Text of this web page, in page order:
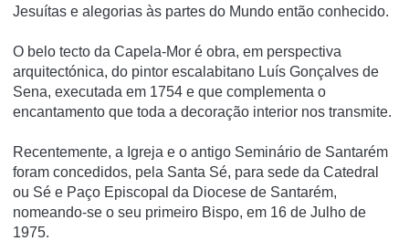
Jesuítas e alegorias às partes do Mundo então conhecido.
O belo tecto da Capela-Mor é obra, em perspectiva
arquitectónica, do pintor escalabitano Luís Gonçalves de
Sena, executada em 1754 e que complementa o
encantamento que toda a decoração interior nos transmite.
Recentemente, a Igreja e o antigo Seminário de Santarém
foram concedidos, pela Santa Sé, para sede da Catedral
ou Sé e Paço Episcopal da Diocese de Santarém,
nomeando-se o seu primeiro Bispo, em 16 de Julho de
1975.